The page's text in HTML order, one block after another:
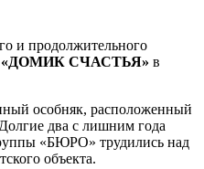
и продолжительного
«ДОМИК СЧАСТЬЯ» в
особняк, расположенный
два с лишним года
«БЮРО» трудились над
объекта.